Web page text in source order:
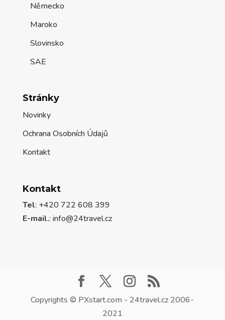
Německo
Maroko
Slovinsko
SAE
Stránky
Novinky
Ochrana Osobních Údajů
Kontakt
Kontakt
Tel: +420 722 608 399
E-mail.: info@24travel.cz
Copyrights © PXstart.com - 24travel.cz 2006-
2021